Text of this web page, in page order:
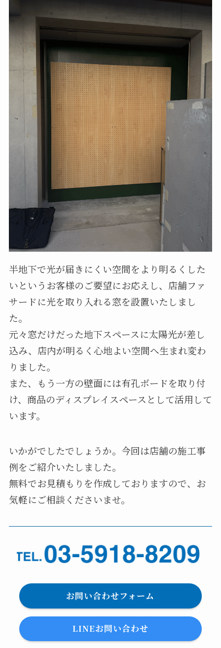
半地下で光が届きにくい空間をより明るくした
いというお客様のご要望にお応えし、店舗ファ
サードに光を取り入れる窓を設置いたしまし
た。
元々窓だけだった地下スペースに太陽光が差し
込み、店内が明るく心地よい空間へ生まれ変わ
りました。
また、もう一方の壁面には有孔ボードを取り付
け、商品のディスプレイスペースとして活用して
います。
いかがでしたでしょうか。今回は店舗の施工事
例をご紹介いたしました。
無料でお見積もりを作成しておりますので、お
気軽にご相談くださいませ。
お問い合わせフォーム
LINEお問い合わせ